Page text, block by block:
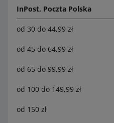
InPost, Poczta Polska
od 30 do 44,99 zł
od 45 do 64,99 zł
od 65 do 99,99 zł
od 100 do 149,99 zł
od 150 zł